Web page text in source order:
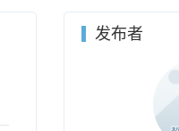
发布者